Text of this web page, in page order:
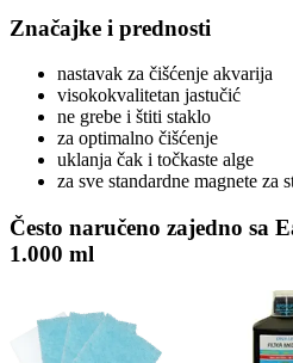
Značajke i prednosti
nastavak za čišćenje akvarija
visokokvalitetan jastučić
ne grebe i štiti staklo
za optimalno čišćenje
uklanja čak i točkaste alge
za sve standardne magnete za
Često naručeno zajedno sa
1.000 ml